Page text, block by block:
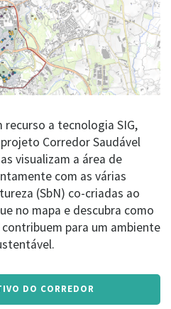
through the use of
based solutions (NBS). The
in this area is fairly
of strategic investments
Porto is planning for the area.
a tecnologia SIG,
Corredor Saudável
visualizam a área de
com as várias
(SbN) co-criadas ao
no mapa e descubra como
para um ambiente
DO CORREDOR